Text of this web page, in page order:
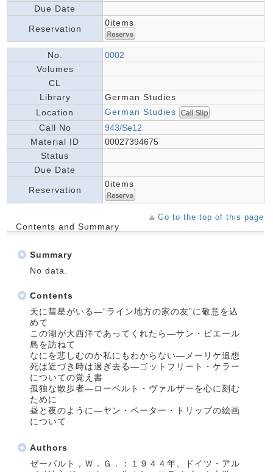
Due Date
Reservation
0items
No.
0002
Volumes
CL
Library
German Studies
Location
German Studies
Call No
943/Se12
Material ID
00027394675
Status
Due Date
Reservation
0items
Go to the top of this page
Contents and Summary
Summary
No data.
Contents
天に彗星がいる―“ライン地方の家の友”に敬意を込
めて
この湖が大西洋であってくれたら―サン・ピエール
島を訪ねて
なにを悲しむのか私にもわからない―メーリケ追想
死は近づき時は過ぎ去る―ゴットフリート・ケラー
についての覚え書
孤独な散歩者―ローベルト・ヴァルザーを心に刻む
ために
昼と夜のように―ヤン・ペーター・トリップの絵画
について
Authors
ゼーバルト，Ｗ．Ｇ．：１９４４年、ドイツ・アル